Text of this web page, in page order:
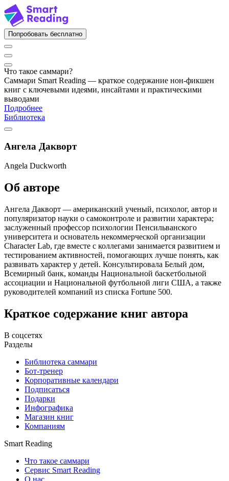
Попробовать бесплатно
Что такое саммари?
Саммари Smart Reading — краткое содержание нон-фикшен
книг с ключевыми идеями, инсайтами и практическими
выводами
Подробнее
Библиотека
Ангела Дакворт
Angela Duckworth
Об авторе
Ангела Дакворт — американский ученый, психолог, автор и
популяризатор науки о самоконтроле и развитии характера;
заслуженный профессор психологии Пенсильванского
университета и основатель некоммерческой организации
Character Lab, где вместе с коллегами занимается развитием и
тестированием активностей, помогающих лучше понять, как
развивать характер у детей. Консультировала Белый дом,
Всемирный банк, команды Национальной баскетбольной
ассоциации и Национальной футбольной лиги США, а также
руководителей компаний из списка Fortune 500.
Краткое содержание книг автора
В соцсетях
Разделы
Библиотека саммари
Бот-тренер
Корпоративные календари
Подписаться
Подарки
Инфографика
Магазин книг
Компаниям
Smart Reading
Что такое саммари
Сервис Smart Reading
О нас